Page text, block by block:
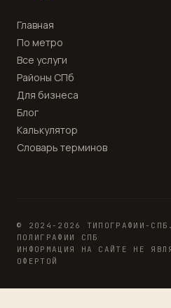
Главная
По метро
Все услуги
Районы СПб
Для бизнеса
Блог
Калькулятор
Словарь терминов
© 2024-2026 ТИПОГРАФИИ-
ПОЛИГРАФИИ СПБ
ИНФОРМАЦИЯ НА САЙТЕ НЕ
ОФЕРТОЙ